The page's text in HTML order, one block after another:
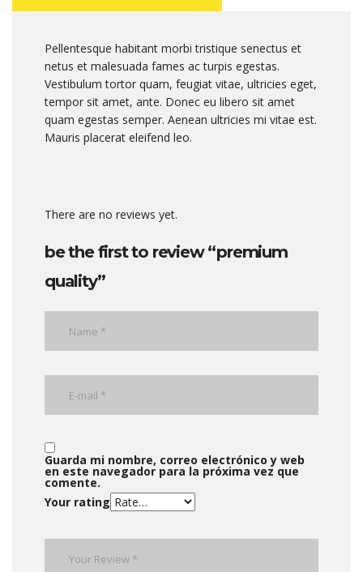
Pellentesque habitant morbi tristique senectus et
netus et malesuada fames ac turpis egestas.
Vestibulum tortor quam, feugiat vitae, ultricies eget,
tempor sit amet, ante. Donec eu libero sit amet
quam egestas semper. Aenean ultricies mi vitae est.
Mauris placerat eleifend leo.
There are no reviews yet.
be the first to review “premium
quality”
Guarda mi nombre, correo electrónico y web
en este navegador para la próxima vez que
comente.
Your rating